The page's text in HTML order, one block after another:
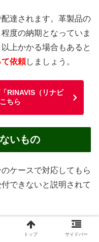
達されます。革製品の
度の納期となっていま
上かかる場合もあると
依頼しましょう。
RINAVIS（リナビ
ちら
いもの
ケースで対応してもら
できないと説明されて
の
トップ サイドバー